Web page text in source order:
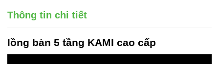
Thông tin chi tiết
lồng bàn 5 tầng KAMI cao cấp